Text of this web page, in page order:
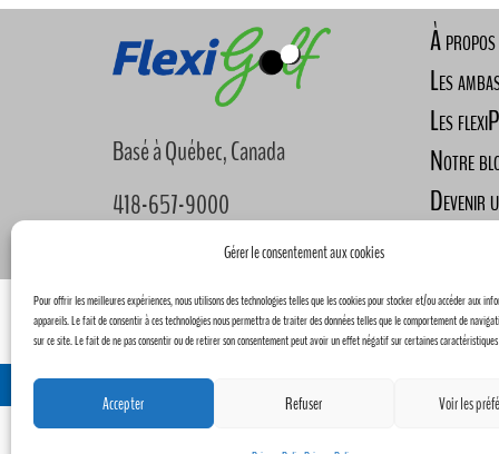
Gérer le consentement aux cookies
Pour offrir les meilleures expériences, nous utilisons des technologies telles que les cookies pour stocker et/ou accéder aux
appareils. Le fait de consentir à ces technologies nous permettra de traiter des données telles que le comportement de
sur ce site. Le fait de ne pas consentir ou de retirer son consentement peut avoir un effet négatif sur certaines
Accepter Refuser Voir les
Basé à Québec, Canada
418-657-9000
info@flexigolf.ca
À
Les
Les
Notre
Devenir
Détails du